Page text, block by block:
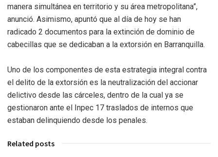
manera simultánea en territorio y su área metropolitana”,
anunció. Asimismo, apuntó que al día de hoy se han
radicado 2 documentos para la extinción de dominio de
cabecillas que se dedicaban a la extorsión en Barranquilla.
Uno de los componentes de esta estrategia integral contra
el delito de la extorsión es la neutralización del accionar
delictivo desde las cárceles, dentro de la cual ya se
gestionaron ante el Inpec 17 traslados de internos que
estaban delinquiendo desde los penales.
Related posts